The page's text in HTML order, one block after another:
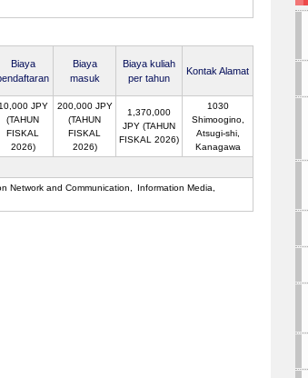
Biaya
Biaya
masuk
Biaya kuliah
per tahun
Kontak Alamat
10,000 JPY
(TAHUN
FISKAL
2026)
200,000 JPY
(TAHUN
FISKAL
2026)
1,370,000
JPY (TAHUN
FISKAL 2026)
1030
Shimoogino,
Atsugi-shi,
Kanagawa
Network and Communication
Information Media